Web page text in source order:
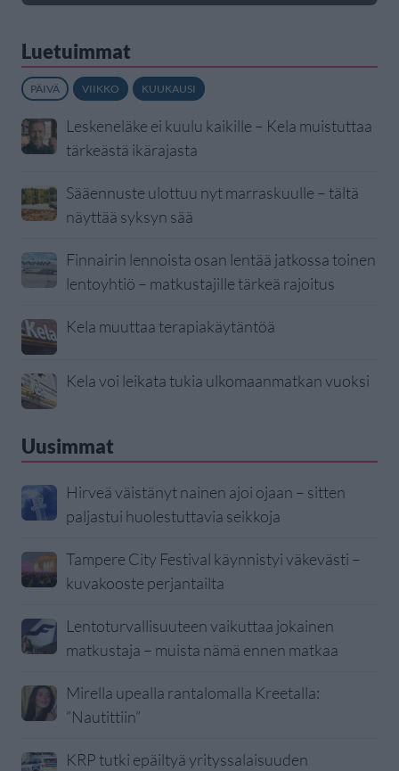
Luetuimmat
PÄIVÄ VIIKKO KUUKAUSI
Leskeneläke ei kuulu kaikille – Kela muistuttaa
tärkeästä ikärajasta
Sääennuste ulottuu nyt marraskuulle – tältä
näyttää syksyn sää
Finnairin lennoista osan lentää jatkossa toinen
lentoyhtiö – matkustajille tärkeä rajoitus
Kela muuttaa terapiakäytäntöä
Kela voi leikata tukia ulkomaanmatkan vuoksi
Uusimmat
Hirveä väistänyt nainen ajoi ojaan – sitten
paljastui huolestuttavia seikkoja
Tampere City Festival käynnistyi väkevästi –
kuvakooste perjantailta
Lentoturvallisuuteen vaikuttaa jokainen
matkustaja – muista nämä ennen matkaa
Mirella upealla rantalomalla Kreetalla:
”Nautittiin”
KRP tutki epäiltyä yrityssalaisuuden